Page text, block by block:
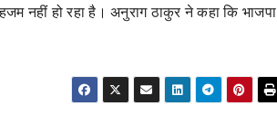
नहीं हो रहा है। अनुराग ठाकुर ने कहा कि भाजपा